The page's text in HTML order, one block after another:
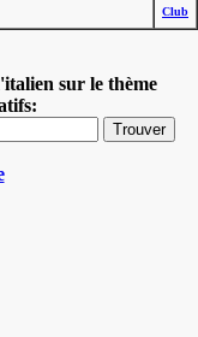
Club
sur le thème